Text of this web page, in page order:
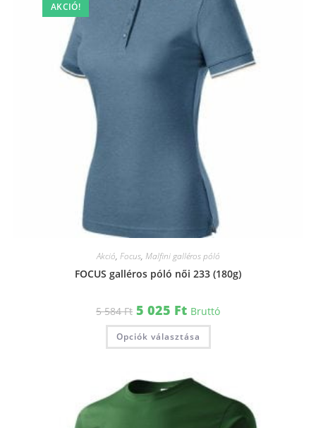
AKCIÓ!
Akció, Focus, Malfini galléros póló
FOCUS galléros póló női 233 (180g)
5 584Ft 5 025 Ft Bruttó
Opciók választása